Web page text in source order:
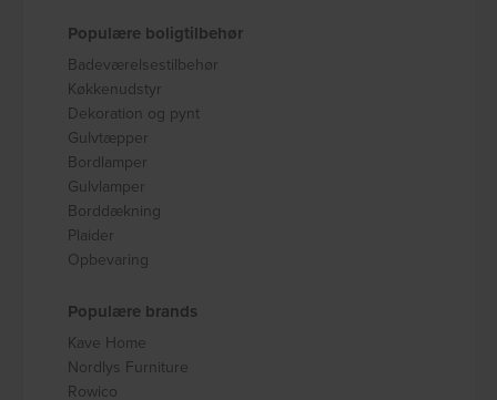
Populære boligtilbehør
Badeværelsestilbehør
Køkkenudstyr
Dekoration og pynt
Gulvtæpper
Bordlamper
Gulvlamper
Borddækning
Plaider
Opbevaring
Populære brands
Kave Home
Nordlys Furniture
Rowico